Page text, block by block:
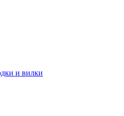
и вилки